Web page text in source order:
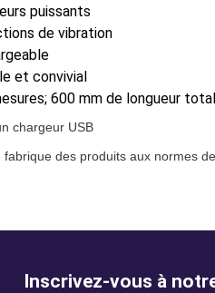
puissants
de vibration
et convivial
600 mm de longueur
chargeur USB
fabrique des produits aux normes
Inscrivez-vous à